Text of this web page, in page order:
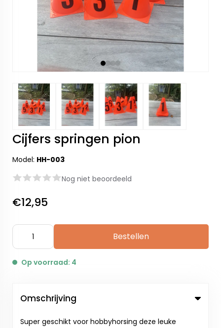
Cijfers springen pion
Model: HH-003
Nog niet beoordeeld
€12,95
Bestellen
Op voorraad: 4
Omschrijving
Super geschikt voor hobbyhorsing deze leuke